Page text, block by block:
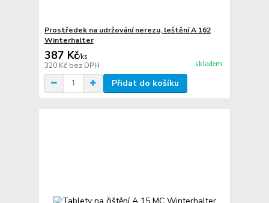
Prostředek na udržování nerezu, leštění A 162
Winterhalter
387 Kč/ks
320 Kč bez DPH skladem
Přidat do košíku